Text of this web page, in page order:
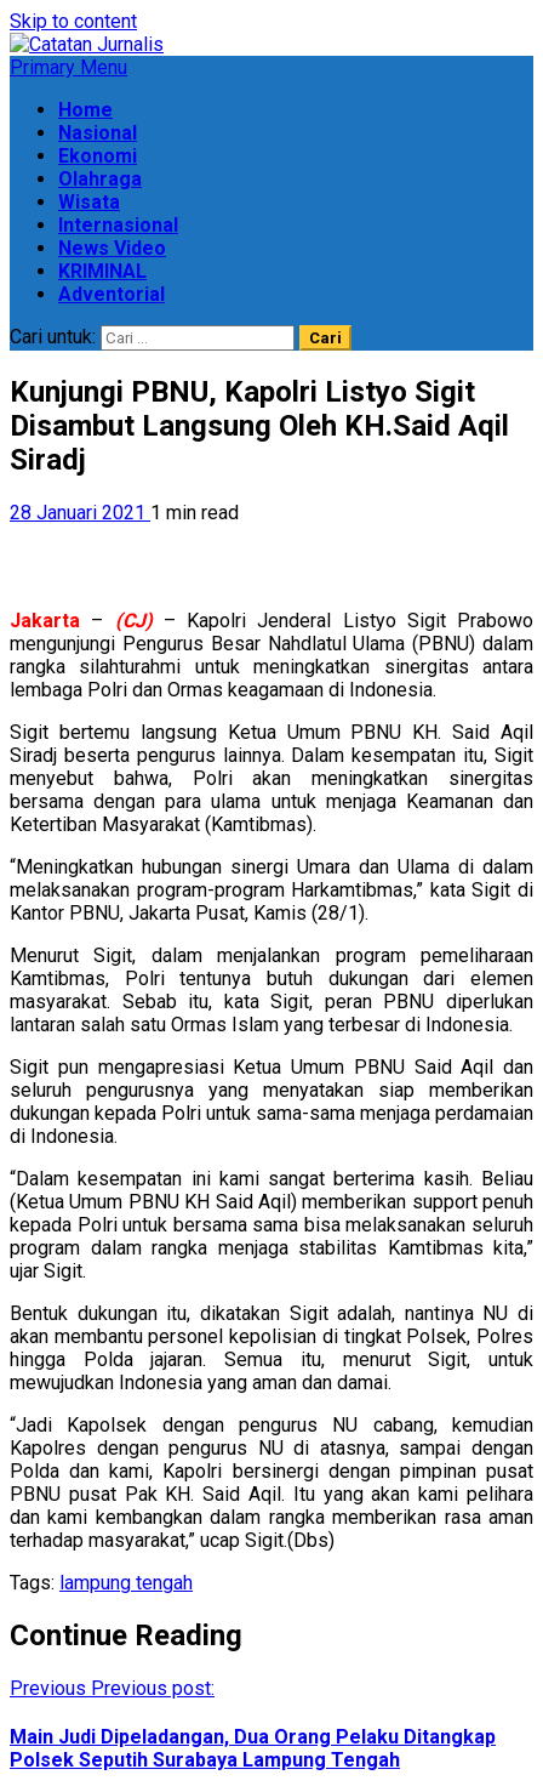
Skip to content
Primary Menu
Home
Nasional
Ekonomi
Olahraga
Wisata
Internasional
News Video
KRIMINAL
Adventorial
Cari untuk:
Kunjungi PBNU, Kapolri Listyo Sigit
Disambut Langsung Oleh KH.Said Aqil
Siradj
28 Januari 2021 1 min read
Jakarta – (CJ)– Kapolri Jenderal Listyo Sigit Prabowo
mengunjungi Pengurus Besar Nahdlatul Ulama (PBNU) dalam
rangka silahturahmi untuk meningkatkan sinergitas antara
lembaga Polri dan Ormas keagamaan di Indonesia.
Sigit bertemu langsung Ketua Umum PBNU KH. Said Aqil
Siradj beserta pengurus lainnya. Dalam kesempatan itu, Sigit
menyebut bahwa, Polri akan meningkatkan sinergitas
bersama dengan para ulama untuk menjaga Keamanan dan
Ketertiban Masyarakat (Kamtibmas).
“Meningkatkan hubungan sinergi Umara dan Ulama di dalam
melaksanakan program-program Harkamtibmas,” kata Sigit di
Kantor PBNU, Jakarta Pusat, Kamis (28/1).
Menurut Sigit, dalam menjalankan program pemeliharaan
Kamtibmas, Polri tentunya butuh dukungan dari elemen
masyarakat. Sebab itu, kata Sigit, peran PBNU diperlukan
lantaran salah satu Ormas Islam yang terbesar di Indonesia.
Sigit pun mengapresiasi Ketua Umum PBNU Said Aqil dan
seluruh pengurusnya yang menyatakan siap memberikan
dukungan kepada Polri untuk sama-sama menjaga perdamaian
di Indonesia.
“Dalam kesempatan ini kami sangat berterima kasih. Beliau
(Ketua Umum PBNU KH Said Aqil) memberikan support penuh
kepada Polri untuk bersama sama bisa melaksanakan seluruh
program dalam rangka menjaga stabilitas Kamtibmas kita,”
ujar Sigit.
Bentuk dukungan itu, dikatakan Sigit adalah, nantinya NU di
akan membantu personel kepolisian di tingkat Polsek, Polres
hingga Polda jajaran. Semua itu, menurut Sigit, untuk
mewujudkan Indonesia yang aman dan damai.
“Jadi Kapolsek dengan pengurus NU cabang, kemudian
Kapolres dengan pengurus NU di atasnya, sampai dengan
Polda dan kami, Kapolri bersinergi dengan pimpinan pusat
PBNU pusat Pak KH. Said Aqil. Itu yang akan kami pelihara
dan kami kembangkan dalam rangka memberikan rasa aman
terhadap masyarakat,” ucap Sigit.(Dbs)
Tags: lampung tengah
Continue Reading
Previous Previous post:
Main Judi Dipeladangan, Dua Orang Pelaku Ditangkap
Polsek Seputih Surabaya Lampung Tengah